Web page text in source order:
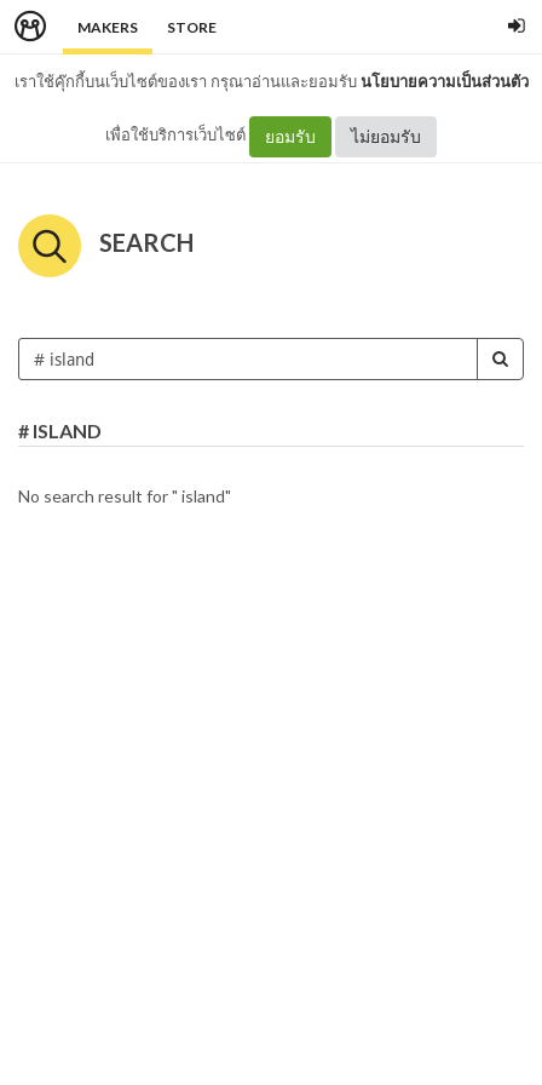
MAKERS STORE
เราใช้คุ๊กกี้บนเว็บไซต์ของเรา กรุณาอ่านและยอมรับนโยบายความเป็นส่วนตัว
เพื่อใช้บริการเว็บไซต์ ยอมรับ ไม่ยอมรับ
SEARCH
# ISLAND
No search result for " island"